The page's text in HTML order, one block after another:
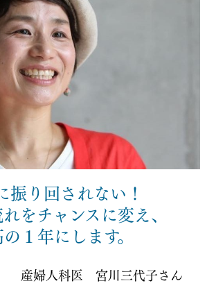
振り回されない！
をチャンスに変え、
１年にします。
医 宮川三代子さん